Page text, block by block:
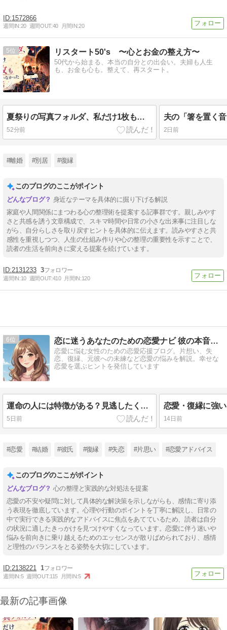
1572866
週間IN:20 週間OUT:40 月間IN:20
5 リスタート50's 〜心とお金の整え方〜
50代から始まる、本当の自分との出会い。夫婦も人生
も、お金も心も。整えて、再スタート。
夏祭りの写真フォルダ、私だけ1枚も写っていなかった話
52分前 2日前
#離婚 #別居 #復縁
このブログのここがポイント
身近なテーマを具体的に掘り下げる解説
家庭や人間関係にまつわる心の整理術を提案する記事群です。親しみやす
さと共感を誘う文章構成で、スキマ時間や日常の小さな出来事に注目しな
がら、自分らしさを取り戻すヒントを具体的に伝えます。読みやすさと共
感性を重視しつつ、人生の仕組み作りや心の整理の重要性を示すことで、
読者の生活を前向きに変える提案を続けています。
2131233 3
週間IN:10 週間OUT:410 月間IN:120
6 恋に迷うあなたのための恋愛ナビ 彼の本音は？
恋愛に悩む女性のための恋愛応援ブログ。片想い、失
恋、復縁、元彼への未練など恋愛の悩みを解説。幸せな
恋愛を選ぶヒントを発信しています
運命の人には特徴がある？見逃したくない7つのサインを解説
5日前 14日前
#恋愛 #結婚 #彼氏 #復縁 #失恋 #片思い #恋愛アドバイス
このブログのここがポイント
心の整理と実践的な対処法を提案
恋愛の不安や疑問に対して具体的な解決策を示しながらも、感情に寄り添
う表現を徹底しています。心理や行動のポイントを丁寧に解説し、日常の
中で実行できる実践的なアドバイスに焦点をあてているため、読者は自分
の状況に適したきっかけを見つけやすくなっています。恋愛に伴う迷いや
悩みを前向きに乗り越えるためのエッセンスが散りばめられており、感情
と理性のバランスをとる姿勢を大切にしています。
2138221 1
週間IN:5 週間OUT:115 月間IN:5
最新の記事画像